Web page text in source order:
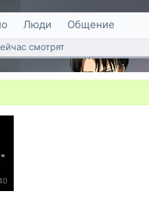
Люди Общение
смотрят